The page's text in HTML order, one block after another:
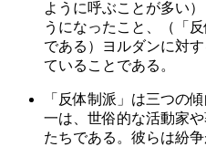
ように呼ぶことが多い
うになったこと、（「
である）ヨルダンに対
ていることである。
「反体制派」は三つの
一は、世俗的な活動家
たちである。彼らは紛